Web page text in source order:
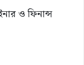
ও ফিনান্স